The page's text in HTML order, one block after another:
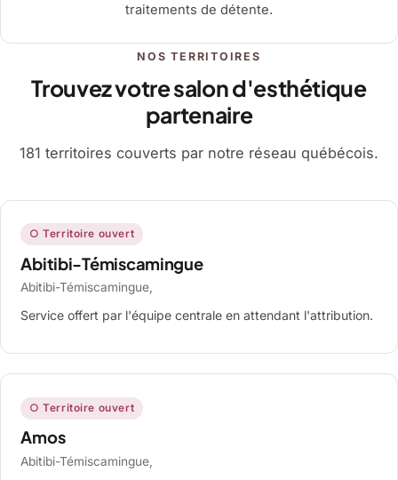
traitements de détente.
NOS TERRITOIRES
Trouvez votre salon d'esthétique
partenaire
181 territoires couverts par notre réseau québécois.
○ Territoire ouvert
Abitibi-Témiscamingue
Abitibi-Témiscamingue,
Service offert par l'équipe centrale en attendant l'attribution.
○ Territoire ouvert
Amos
Abitibi-Témiscamingue,